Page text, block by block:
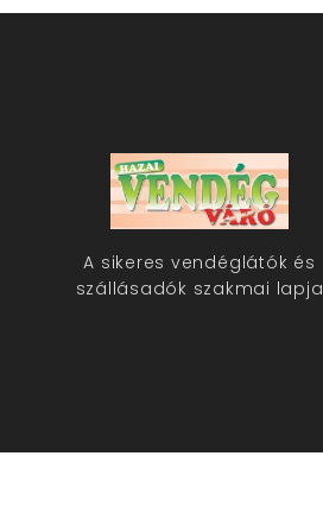
A sikeres vendéglátók és
szállásadók szakmai lapja